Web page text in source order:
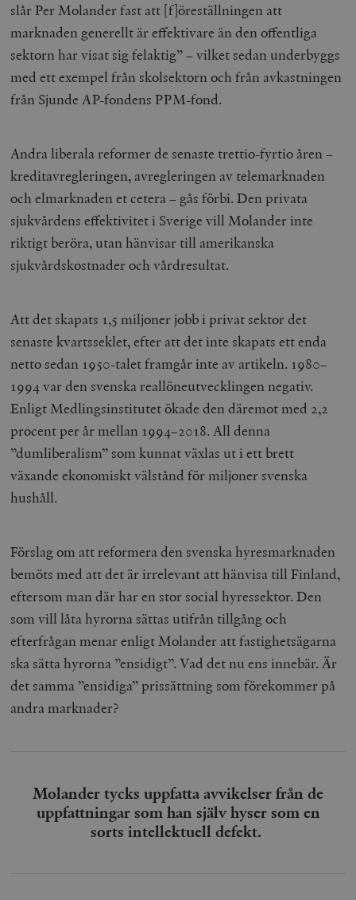
slår Per Molander fast att [f]öreställningen att
marknaden generellt är effektivare än den offentliga
sektorn har visat sig felaktig” – vilket sedan underbyggs
med ett exempel från skolsektorn och från avkastningen
från Sjunde AP-fondens PPM-fond.
Andra liberala reformer de senaste trettio-fyrtio åren –
kreditavregleringen, avregleringen av telemarknaden
och elmarknaden et cetera – gås förbi. Den privata
sjukvårdens effektivitet i Sverige vill Molander inte
riktigt beröra, utan hänvisar till amerikanska
sjukvårdskostnader och vårdresultat.
Att det skapats 1,5 miljoner jobb i privat sektor det
senaste kvartsseklet, efter att det inte skapats ett enda
netto sedan 1950-talet framgår inte av artikeln. 1980–
1994 var den svenska reallöneutvecklingen negativ.
Enligt Medlingsinstitutet ökade den däremot med 2,2
procent per år mellan 1994–2018. All denna
”dumliberalism” som kunnat växlas ut i ett brett
växande ekonomiskt välstånd för miljoner svenska
hushåll.
Förslag om att reformera den svenska hyresmarknaden
bemöts med att det är irrelevant att hänvisa till Finland,
eftersom man där har en stor social hyressektor. Den
som vill låta hyrorna sättas utifrån tillgång och
efterfrågan menar enligt Molander att fastighetsägarna
ska sätta hyrorna ”ensidigt”. Vad det nu ens innebär. Är
det samma ”ensidiga” prissättning som förekommer på
andra marknader?
Molander tycks uppfatta avvikelser från de
uppfattningar som han själv hyser som en
sorts intellektuell defekt.